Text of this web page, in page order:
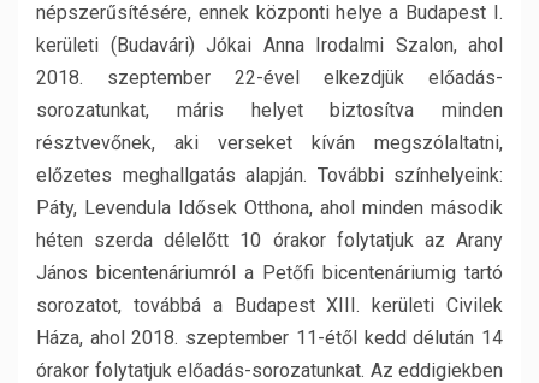
népszerűsítésére, ennek központi helye a Budapest I.
kerületi (Budavári) Jókai Anna Irodalmi Szalon, ahol
2018. szeptember 22-ével elkezdjük előadás-
sorozatunkat, máris helyet biztosítva minden
résztvevőnek, aki verseket kíván megszólaltatni,
előzetes meghallgatás alapján. További színhelyeink:
Páty, Levendula Idősek Otthona, ahol minden második
héten szerda délelőtt 10 órakor folytatjuk az Arany
János bicentenáriumról a Petőfi bicentenáriumig tartó
sorozatot, továbbá a Budapest XIII. kerületi Civilek
Háza, ahol 2018. szeptember 11-étől kedd délután 14
órakor folytatjuk előadás-sorozatunkat. Az eddigiekben